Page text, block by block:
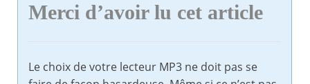
Merci d’avoir lu cet article
Le choix de votre lecteur MP3 ne doit pas se